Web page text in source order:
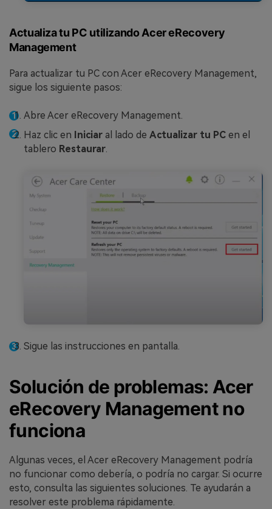
Actualiza tu PC utilizando Acer eRecovery
Management
Para actualizar tu PC con Acer eRecovery Management,
sigue los siguiente pasos:
Abre Acer eRecovery Management.
Haz clic en Iniciar al lado de Actualizar tu PC en el
tablero Restaurar.
Sigue las instrucciones en pantalla.
Solución de problemas: Acer
eRecovery Management no
funciona
Algunas veces, el Acer eRecovery Management podría
no funcionar como debería, o podría no cargar. Si ocurre
esto, consulta las siguientes soluciones. Te ayudarán a
resolver este problema rápidamente.